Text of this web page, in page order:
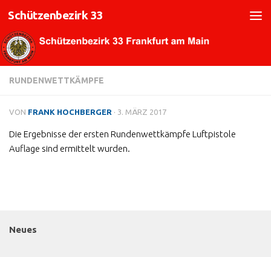
Zum Inhalt springen
Schützenbezirk 33
RUNDENWETTKÄMPFE
VON FRANK HOCHBERGER · 3. MÄRZ 2017
Die Ergebnisse der ersten Rundenwettkämpfe Luftpistole
Auflage sind ermittelt wurden.
Neues